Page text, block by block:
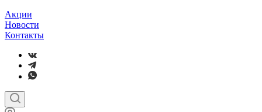
Акции
Новости
Контакты